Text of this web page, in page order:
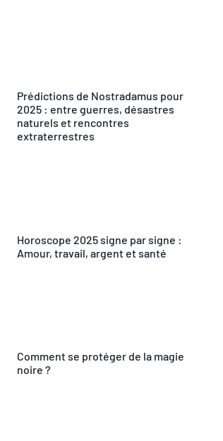
Prédictions de Nostradamus pour
2025 : entre guerres, désastres
naturels et rencontres
extraterrestres
Horoscope 2025 signe par signe :
Amour, travail, argent et santé
Comment se protéger de la magie
noire ?